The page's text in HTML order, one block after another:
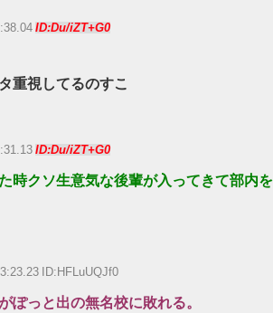
ID:Du/iZT+G0
重視してるのすこ
ID:Du/iZT+G0
時クソ生意気な後輩が入ってきて部内を
ID:HFLuUQJf0
ぽっと出の無名校に敗れる。